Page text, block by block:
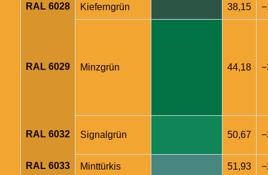
RAL 6028 Kieferngrün 38,15
RAL 6029 Minzgrün 44,18
RAL 6032 Signalgrün 50,67
RAL 6033 Minttürkis 51,93